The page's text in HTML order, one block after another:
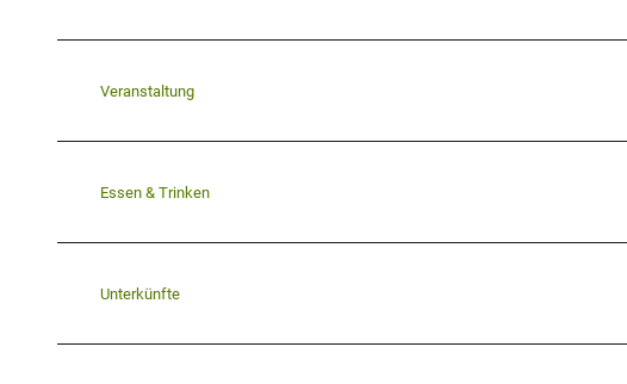
Veranstaltung
Essen & Trinken
Unterkünfte